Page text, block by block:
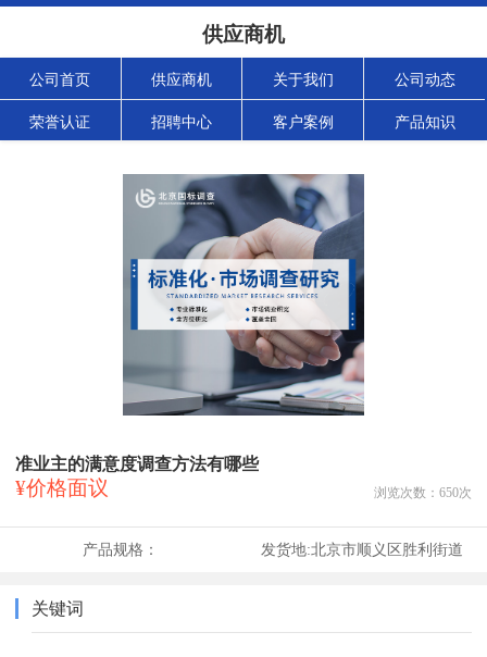
供应商机
公司首页 供应商机 关于我们 公司动态
荣誉认证 招聘中心 客户案例 产品知识
准业主的满意度调查方法有哪些
¥价格面议 浏览次数： 650次
产品规格： 发货地:北京市顺义区胜利街道
关键词